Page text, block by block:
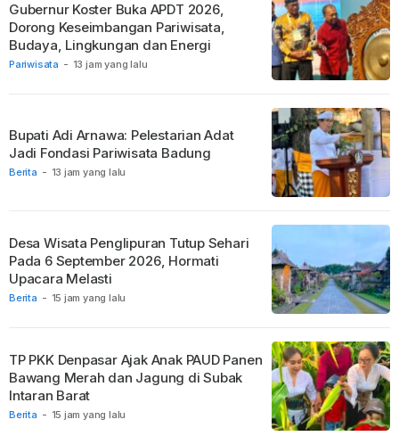
Pariwisata - 13 jam yang lalu
Gubernur Koster Buka APDT 2026,
Dorong Keseimbangan Pariwisata,
Budaya, Lingkungan dan Energi
Berita - 13 jam yang lalu
Bupati Adi Arnawa: Pelestarian Adat
Jadi Fondasi Pariwisata Badung
Berita - 15 jam yang lalu
Desa Wisata Penglipuran Tutup Sehari
Pada 6 September 2026, Hormati
Upacara Melasti
Berita - 15 jam yang lalu
TP PKK Denpasar Ajak Anak PAUD Panen
Bawang Merah dan Jagung di Subak
Intaran Barat